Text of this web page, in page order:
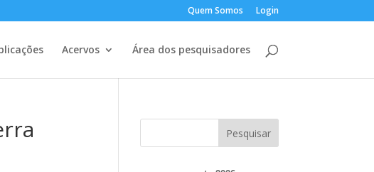
Quem Somos Login
Acervos Área dos pesquisadores